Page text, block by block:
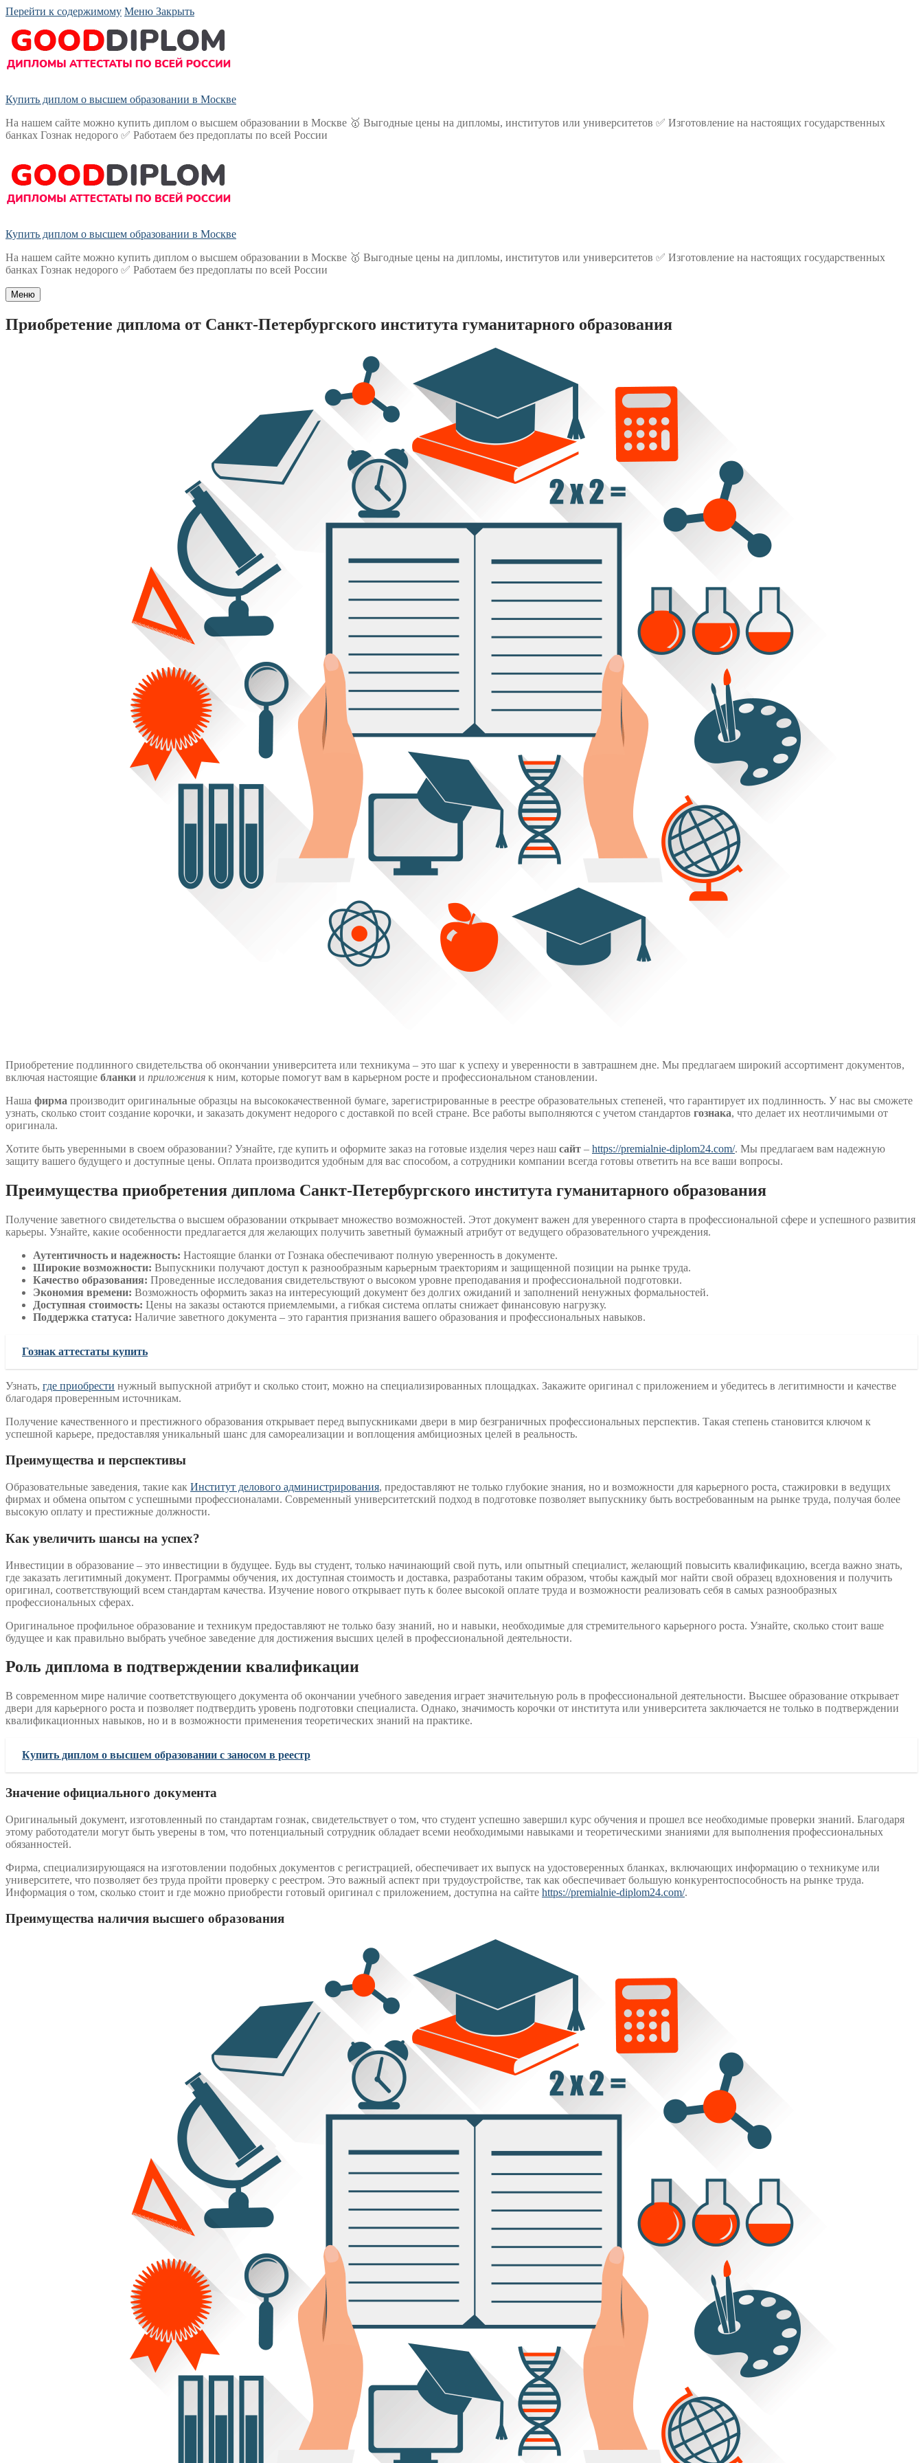
Перейти к содержимому Меню Закрыть
Купить диплом о высшем образовании в Москве
На нашем сайте можно купить диплом о высшем образовании в Москве 🥇 Выгодные цены на дипломы, институтов или университетов ✅ Изготовление на настоящих государственных
банках Гознак недорого ✅ Работаем без предоплаты по всей России
Купить диплом о высшем образовании в Москве
На нашем сайте можно купить диплом о высшем образовании в Москве 🥇 Выгодные цены на дипломы, институтов или университетов ✅ Изготовление на настоящих государственных
банках Гознак недорого ✅ Работаем без предоплаты по всей России
Меню
Приобретение диплома от Санкт-Петербургского института гуманитарного образования
Приобретение подлинного свидетельства об окончании университета или техникума – это шаг к успеху и уверенности в завтрашнем дне. Мы предлагаем широкий ассортимент документов,
включая настоящие бланки и приложения к ним, которые помогут вам в карьерном росте и профессиональном становлении.
Наша фирма производит оригинальные образцы на высококачественной бумаге, зарегистрированные в реестре образовательных степеней, что гарантирует их подлинность. У нас вы сможете
узнать, сколько стоит создание корочки, и заказать документ недорого с доставкой по всей стране. Все работы выполняются с учетом стандартов гознака, что делает их неотличимыми от
оригинала.
Хотите быть уверенными в своем образовании? Узнайте, где купить и оформите заказ на готовые изделия через наш сайт – https://premialnie-diplom24.com/. Мы предлагаем вам надежную
защиту вашего будущего и доступные цены. Оплата производится удобным для вас способом, а сотрудники компании всегда готовы ответить на все ваши вопросы.
Преимущества приобретения диплома Санкт-Петербургского института гуманитарного образования
Получение заветного свидетельства о высшем образовании открывает множество возможностей. Этот документ важен для уверенного старта в профессиональной сфере и успешного развития
карьеры. Узнайте, какие особенности предлагается для желающих получить заветный бумажный атрибут от ведущего образовательного учреждения.
Аутентичность и надежность: Настоящие бланки от Гознака обеспечивают полную уверенность в документе.
Широкие возможности: Выпускники получают доступ к разнообразным карьерным траекториям и защищенной позиции на рынке труда.
Качество образования: Проведенные исследования свидетельствуют о высоком уровне преподавания и профессиональной подготовки.
Экономия времени: Возможность оформить заказ на интересующий документ без долгих ожиданий и заполнений ненужных формальностей.
Доступная стоимость: Цены на заказы остаются приемлемыми, а гибкая система оплаты снижает финансовую нагрузку.
Поддержка статуса: Наличие заветного документа – это гарантия признания вашего образования и профессиональных навыков.
Гознак аттестаты купить
Узнать, где приобрести нужный выпускной атрибут и сколько стоит, можно на специализированных площадках. Закажите оригинал с приложением и убедитесь в легитимности и качестве
благодаря проверенным источникам.
Получение качественного и престижного образования открывает перед выпускниками двери в мир безграничных профессиональных перспектив. Такая степень становится ключом к
успешной карьере, предоставляя уникальный шанс для самореализации и воплощения амбициозных целей в реальность.
Преимущества и перспективы
Образовательные заведения, такие как Институт делового администрирования, предоставляют не только глубокие знания, но и возможности для карьерного роста, стажировки в ведущих
фирмах и обмена опытом с успешными профессионалами. Современный университетский подход в подготовке позволяет выпускнику быть востребованным на рынке труда, получая более
высокую оплату и престижные должности.
Как увеличить шансы на успех?
Инвестиции в образование – это инвестиции в будущее. Будь вы студент, только начинающий свой путь, или опытный специалист, желающий повысить квалификацию, всегда важно знать,
где заказать легитимный документ. Программы обучения, их доступная стоимость и доставка, разработаны таким образом, чтобы каждый мог найти свой образец вдохновения и получить
оригинал, соответствующий всем стандартам качества. Изучение нового открывает путь к более высокой оплате труда и возможности реализовать себя в самых разнообразных
профессиональных сферах.
Оригинальное профильное образование и техникум предоставляют не только базу знаний, но и навыки, необходимые для стремительного карьерного роста. Узнайте, сколько стоит ваше
будущее и как правильно выбрать учебное заведение для достижения высших целей в профессиональной деятельности.
Роль диплома в подтверждении квалификации
В современном мире наличие соответствующего документа об окончании учебного заведения играет значительную роль в профессиональной деятельности. Высшее образование открывает
двери для карьерного роста и позволяет подтвердить уровень подготовки специалиста. Однако, значимость корочки от института или университета заключается не только в подтверждении
квалификационных навыков, но и в возможности применения теоретических знаний на практике.
Купить диплом о высшем образовании с заносом в реестр
Значение официального документа
Оригинальный документ, изготовленный по стандартам гознак, свидетельствует о том, что студент успешно завершил курс обучения и прошел все необходимые проверки знаний. Благодаря
этому работодатели могут быть уверены в том, что потенциальный сотрудник обладает всеми необходимыми навыками и теоретическими знаниями для выполнения профессиональных
обязанностей.
Фирма, специализирующаяся на изготовлении подобных документов с регистрацией, обеспечивает их выпуск на удостоверенных бланках, включающих информацию о техникуме или
университете, что позволяет без труда пройти проверку с реестром. Это важный аспект при трудоустройстве, так как обеспечивает большую конкурентоспособность на рынке труда.
Информация о том, сколько стоит и где можно приобрести готовый оригинал с приложением, доступна на сайте https://premialnie-diplom24.com/.
Преимущества наличия высшего образования